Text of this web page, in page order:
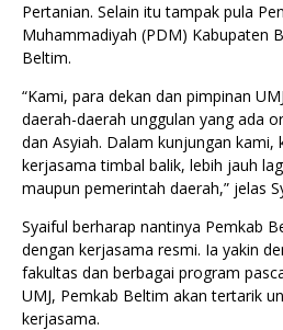
Pertanian. Selain itu tampak pula
Muhammadiyah (PDM) Kabupaten
Beltim.
“Kami, para dekan dan pimpinan
daerah-daerah unggulan yang ada
dan Asyiah. Dalam kunjungan kami,
kerjasama timbal balik, lebih jauh
maupun pemerintah daerah,”
Syaiful berharap nantinya Pemkab
dengan kerjasama resmi. Ia yakin
fakultas dan berbagai program
UMJ, Pemkab Beltim akan tertarik
kerjasama.